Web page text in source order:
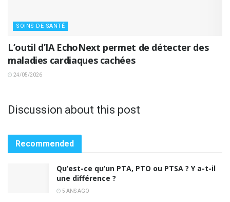
SOINS DE SANTÉ
L’outil d’IA EchoNext permet de détecter des
maladies cardiaques cachées
24/05/2026
Discussion about this post
Recommended
Qu’est-ce qu’un PTA, PTO ou PTSA ? Y a-t-il
une différence ?
5 ANS AGO